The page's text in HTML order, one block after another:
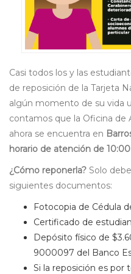
Casi todos los y las
de reposición de la Tarjeta
algún momento de su vida
contamos que la Oficina de
ahora se encuentra en
horario de atención de
¿Cómo reponerla? Solo
siguientes documentos:
Fotocopia de Cédula
Certificado de
Depósito físico de
9000097 del Banco
Si la reposición es por